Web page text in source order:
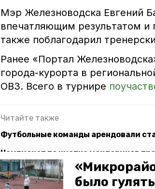
было
Мэр Железноводска Евгений
впечатляющим результатом и
также поблагодарил
Ранее «Портал
города-курорта в
ОВЗ. Всего в турнире
Читайте также
Футбольные команды арендовали
Чемпионат по чистке мандаринов
Железноводск вновь принял
спорту